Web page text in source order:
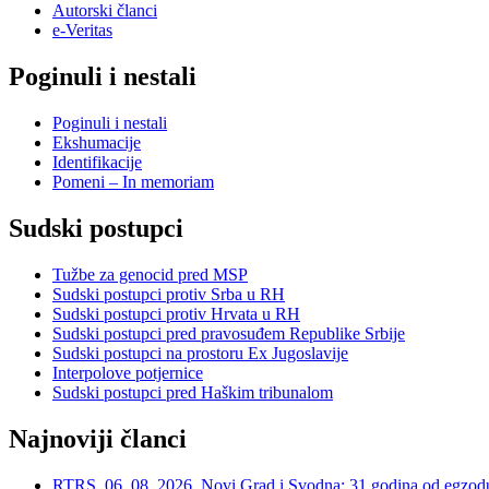
Autorski članci
e-Veritas
Poginuli i nestali
Poginuli i nestali
Ekshumacije
Identifikacije
Pomeni – In memoriam
Sudski postupci
Tužbe za genocid pred MSP
Sudski postupci protiv Srba u RH
Sudski postupci protiv Hrvata u RH
Sudski postupci pred pravosuđem Republike Srbije
Sudski postupci na prostoru Ex Jugoslavije
Interpolove potjernice
Sudski postupci pred Haškim tribunalom
Najnoviji članci
RTRS, 06. 08. 2026, Novi Grad i Svodna: 31 godina od